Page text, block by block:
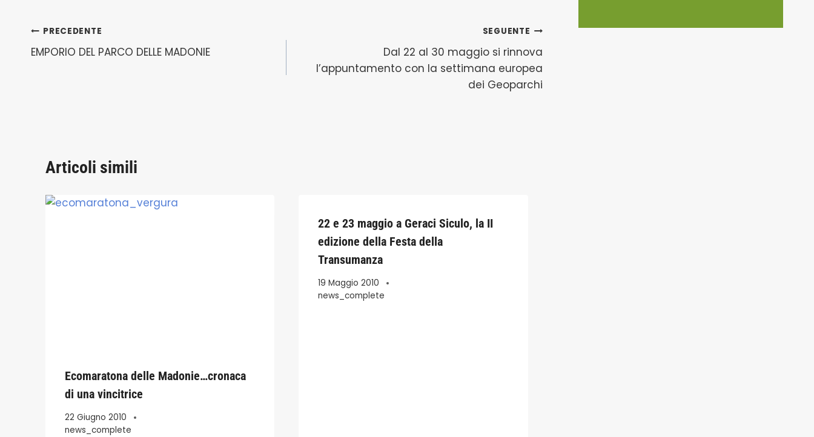
Navigazione
articoli
PRECEDENTE
EMPORIO DEL PARCO DELLE MADONIE
SEGUENTE
Dal 22 al 30 maggio si rinnova
l’appuntamento con la settimana europea
dei Geoparchi
Articoli simili
Ecomaratona delle Madonie…cronaca
di una vincitrice
22 Giugno 2010
news_complete
22 e 23 maggio a Geraci Siculo, la II
edizione della Festa della
Transumanza
19 Maggio 2010
news_complete